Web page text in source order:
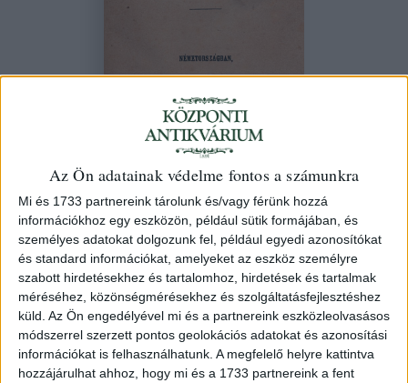
Az Ön adatainak védelme fontos a számunkra
Mi és 1733 partnereink tárolunk és/vagy férünk hozzá
információkhoz egy eszközön, például sütik formájában, és
személyes adatokat dolgozunk fel, például egyedi azonosítókat
és standard információkat, amelyeket az eszköz személyre
szabott hirdetésekhez és tartalomhoz, hirdetések és tartalmak
méréséhez, közönségmérésekhez és szolgáltatásfejlesztéshez
küld. Az Ön engedélyével mi és a partnereink eszközleolvasásos
módszerrel szerzett pontos geolokációs adatokat és azonosítási
információkat is felhasználhatunk. A megfelelő helyre kattintva
hozzájárulhat ahhoz, hogy mi és a 1733 partnereink a fent
Ellenőr. Politicai zsebkönyv, a' pesti
Ellenzéki Kör megbízásából szerkeszté
Bajza (József).
[Pest] Németországban Lauffer.]
Auction Első nap, 148/ 93.
Starting price:HUF 10 000
Hammer price:
HUF 10 000